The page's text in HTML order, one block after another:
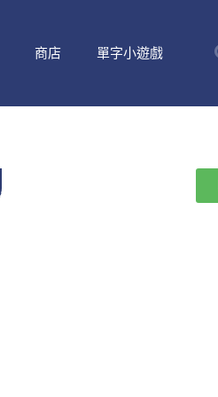
商店 單字小遊戲